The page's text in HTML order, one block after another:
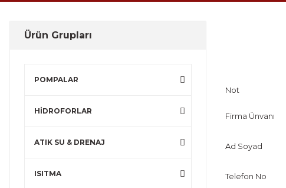
Ürün Grupları
POMPALAR
HİDROFORLAR
ATIK SU & DRENAJ
ISITMA
Not
Firma Ünvanı
Ad Soyad
Telefon No